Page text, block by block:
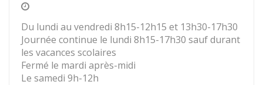
Du lundi au vendredi 8h15-12h15 et 13h30-17h30
Journée continue le lundi 8h15-17h30 sauf durant
les vacances scolaires
Fermé le mardi après-midi
Le samedi 9h-12h